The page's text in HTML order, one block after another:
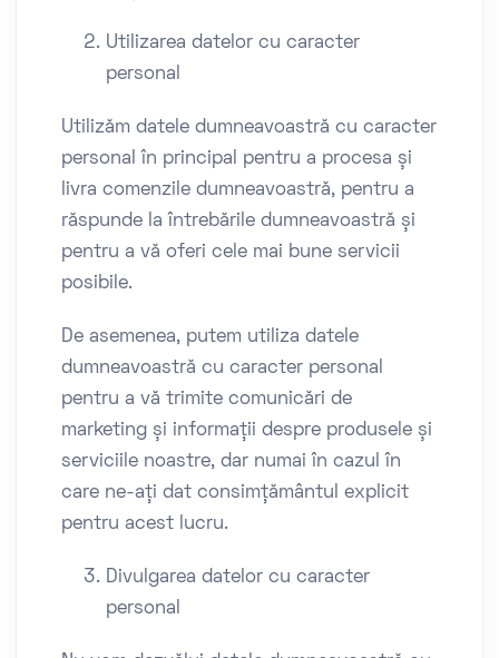
Utilizarea datelor cu caracter
personal
Utilizăm datele dumneavoastră cu caracter
personal în principal pentru a procesa și
livra comenzile dumneavoastră, pentru a
răspunde la întrebările dumneavoastră și
pentru a vă oferi cele mai bune servicii
posibile.
De asemenea, putem utiliza datele
dumneavoastră cu caracter personal
pentru a vă trimite comunicări de
marketing și informații despre produsele și
serviciile noastre, dar numai în cazul în
care ne-ați dat consimțământul explicit
pentru acest lucru.
Divulgarea datelor cu caracter
personal